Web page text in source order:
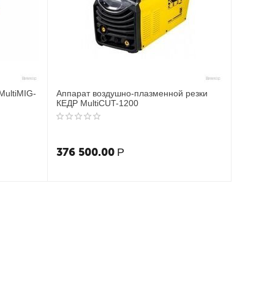
Аппарат воздушно-плазменной резки
КЕДР MultiCUT-1200
376 500.00 Р